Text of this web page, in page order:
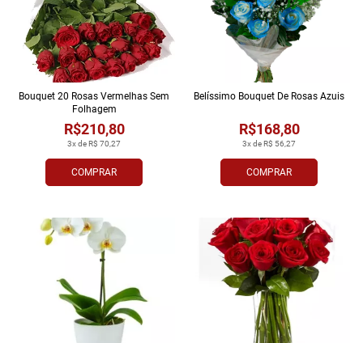
COMPRAR
3x de R$ 70,27
R$210,80
Bouquet 20 Rosas Vermelhas Sem
Folhagem
COMPRAR
3x de R$ 56,27
R$168,80
Belíssimo Bouquet De Rosas Azuis